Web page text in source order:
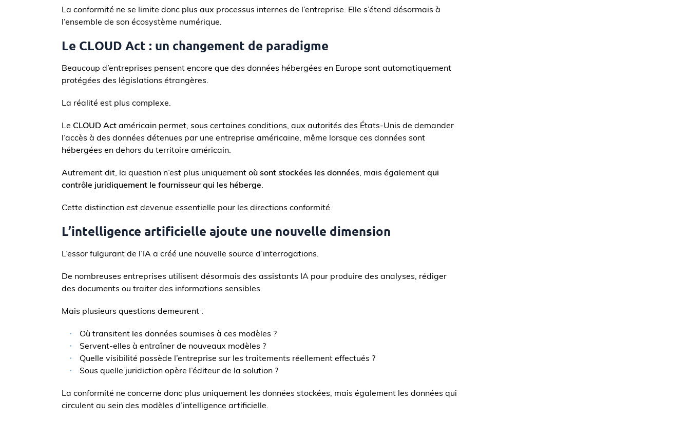
La conformité ne se limite donc plus aux processus internes de l’entreprise. Elle s’étend désormais à
l’ensemble de son écosystème numérique.
Le CLOUD Act : un changement de paradigme
Beaucoup d’entreprises pensent encore que des données hébergées en Europe sont automatiquement
protégées des législations étrangères.
La réalité est plus complexe.
Le CLOUD Act américain permet, sous certaines conditions, aux autorités des États-Unis de demander
l’accès à des données détenues par une entreprise américaine, même lorsque ces données sont
hébergées en dehors du territoire américain.
Autrement dit, la question n’est plus uniquement où sont stockées les données, mais également qui
contrôle juridiquement le fournisseur qui les héberge.
Cette distinction est devenue essentielle pour les directions conformité.
L’intelligence artificielle ajoute une nouvelle dimension
L’essor fulgurant de l’IA a créé une nouvelle source d’interrogations.
De nombreuses entreprises utilisent désormais des assistants IA pour produire des analyses, rédiger
des documents ou traiter des informations sensibles.
Mais plusieurs questions demeurent :
Où transitent les données soumises à ces modèles ?
Servent-elles à entraîner de nouveaux modèles ?
Quelle visibilité possède l’entreprise sur les traitements réellement effectués ?
Sous quelle juridiction opère l’éditeur de la solution ?
La conformité ne concerne donc plus uniquement les données stockées, mais également les données qui
circulent au sein des modèles d’intelligence artificielle.